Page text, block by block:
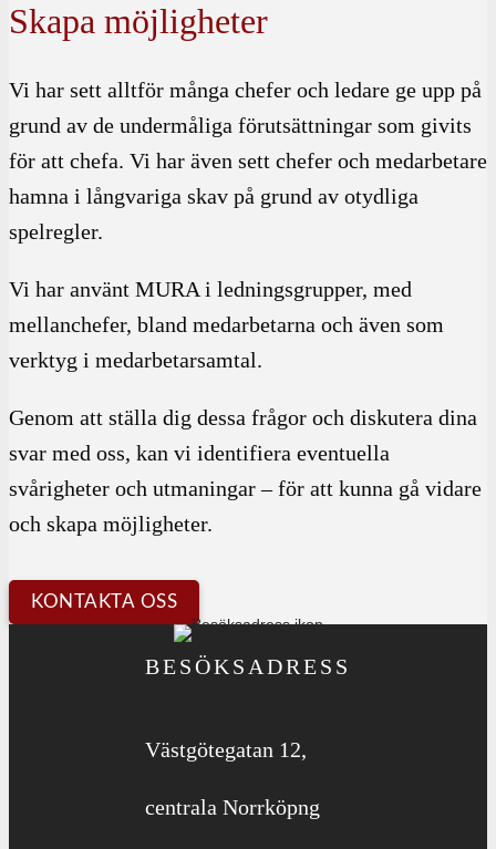
Skapa möjligheter
Vi har sett alltför många chefer och ledare ge upp på
grund av de undermåliga förutsättningar som givits
för att chefa. Vi har även sett chefer och medarbetare
hamna i långvariga skav på grund av otydliga
spelregler.
Vi har använt MURA i ledningsgrupper, med
mellanchefer, bland medarbetarna och även som
verktyg i medarbetarsamtal.
Genom att ställa dig dessa frågor och diskutera dina
svar med oss, kan vi identifiera eventuella
svårigheter och utmaningar – för att kunna gå vidare
och skapa möjligheter.
KONTAKTA OSS
BESÖKSADRESS
Västgötegatan 12,
centrala Norrköpng